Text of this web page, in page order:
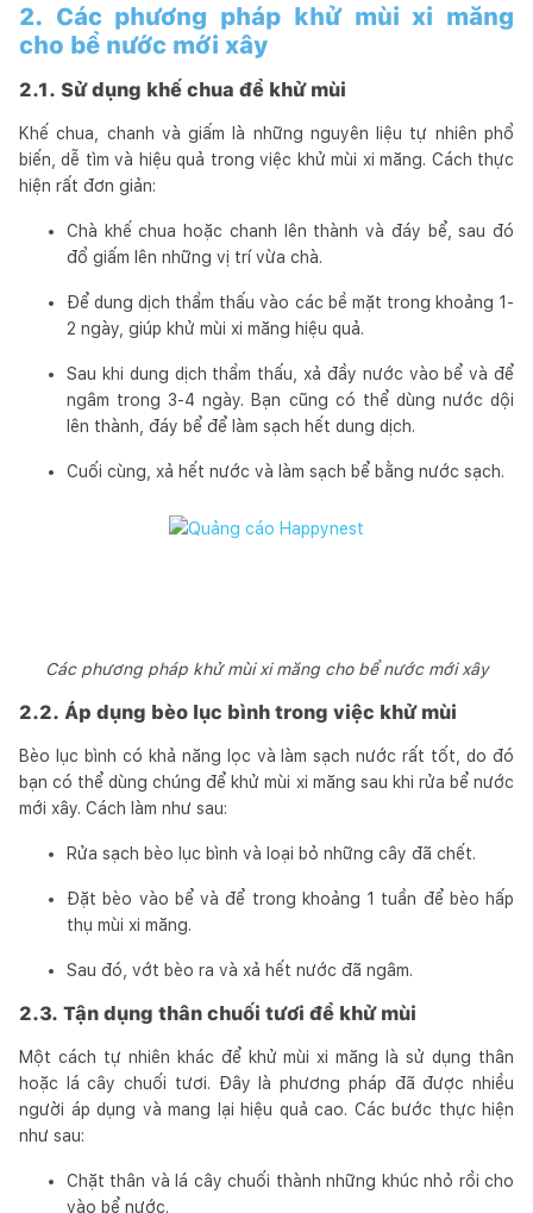
2. Các phương pháp khử mùi xi măng
cho bể nước mới xây
2.1. Sử dụng khế chua để khử mùi
Khế chua, chanh và giấm là những nguyên liệu tự nhiên phổ
biến, dễ tìm và hiệu quả trong việc khử mùi xi măng. Cách thực
hiện rất đơn giản:
Chà khế chua hoặc chanh lên thành và đáy bể, sau đó
đổ giấm lên những vị trí vừa chà.
Để dung dịch thẩm thấu vào các bề mặt trong khoảng 1-
2 ngày, giúp khử mùi xi măng hiệu quả.
Sau khi dung dịch thẩm thấu, xả đầy nước vào bể và để
ngâm trong 3-4 ngày. Bạn cũng có thể dùng nước dội
lên thành, đáy bể để làm sạch hết dung dịch.
Cuối cùng, xả hết nước và làm sạch bể bằng nước sạch.
Các phương pháp khử mùi xi măng cho bể nước mới xây
2.2. Áp dụng bèo lục bình trong việc khử mùi
Bèo lục bình có khả năng lọc và làm sạch nước rất tốt, do đó
bạn có thể dùng chúng để khử mùi xi măng sau khi rửa bể nước
mới xây. Cách làm như sau:
Rửa sạch bèo lục bình và loại bỏ những cây đã chết.
Đặt bèo vào bể và để trong khoảng 1 tuần để bèo hấp
thụ mùi xi măng.
Sau đó, vớt bèo ra và xả hết nước đã ngâm.
2.3. Tận dụng thân chuối tươi để khử mùi
Một cách tự nhiên khác để khử mùi xi măng là sử dụng thân
hoặc lá cây chuối tươi. Đây là phương pháp đã được nhiều
người áp dụng và mang lại hiệu quả cao. Các bước thực hiện
như sau:
Chặt thân và lá cây chuối thành những khúc nhỏ rồi cho
vào bể nước.